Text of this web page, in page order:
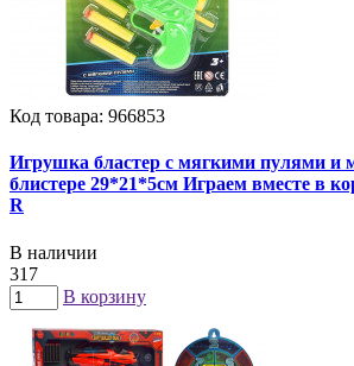
Код товара: 966853
Игрушка бластер с мягкими пулями и
блистере 29*21*5см Играем вместе в
R
В наличии
317
В корзину